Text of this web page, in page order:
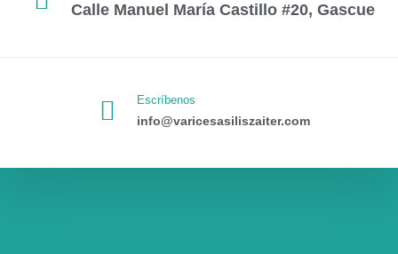
Calle Manuel María Castillo #20, Gascue
Escríbenos
info@varicesasiliszaiter.com